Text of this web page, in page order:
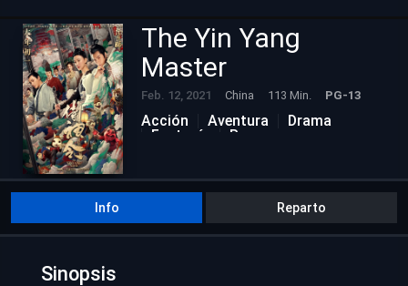
The Yin Yang
Master
Feb. 12, 2021 China 113 Min. PG-13
Acción Aventura
Drama
Fantasía
Romance
Info Reparto
Sinopsis